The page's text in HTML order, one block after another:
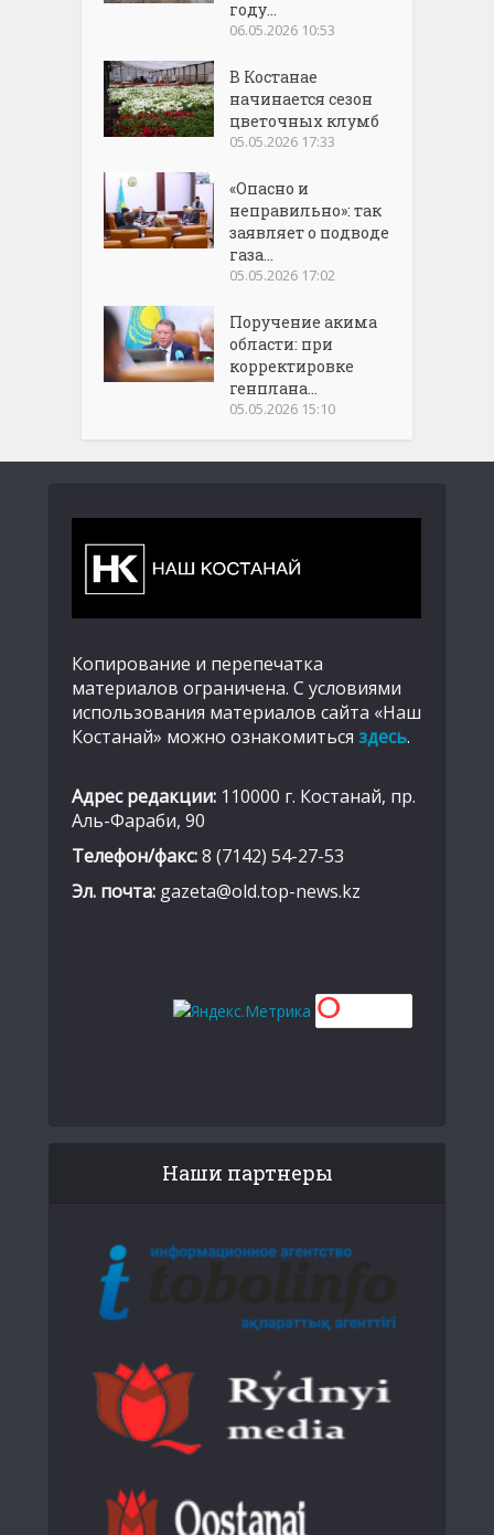
году...
06.05.2026 10:53
В Костанае
начинается сезон
цветочных клумб
05.05.2026 17:33
«Опасно и
неправильно»: так
заявляет о подводе
газа...
05.05.2026 17:02
Поручение акима
области: при
корректировке
генплана...
05.05.2026 15:10
Копирование и перепечатка
материалов ограничена. С условиями
использования материалов сайта «Наш
Костанай» можно ознакомиться здесь.
Адрес редакции: 110000 г. Костанай, пр.
Аль-Фараби, 90
Телефон/факс:8 (7142) 54-27-53
Эл. почта: gazeta@old.top-news.kz
Наши партнеры